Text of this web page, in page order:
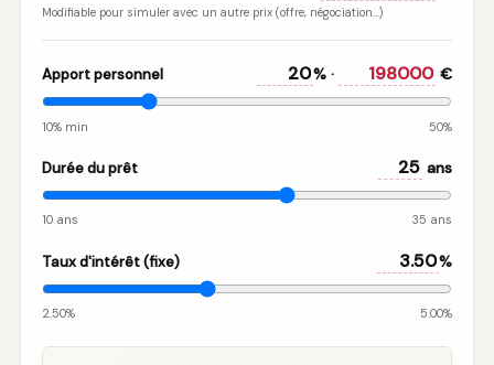
Modifiable pour simuler avec un autre prix (offre, négociation…)
Apport personnel % · €
10% min 50%
Durée du prêt ans
10 ans 35 ans
Taux d'intérêt (fixe) %
2.50% 5.00%